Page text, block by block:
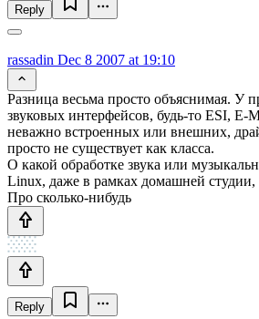
Reply
rassadin Dec 8 2007 at 19:10
Разница весьма просто объяснимая. У
звуковых интерфейсов, будь-то ESI, E-
неважно встроенных или внешних,
просто не существует как класса.
О какой обработке звука или
Linux, даже в рамках домашней студии,
Про сколько-нибудь
Reply